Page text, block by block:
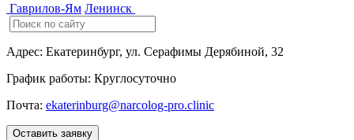
Гаврилов-Ям Ленинск
Адрес: Екатеринбург, ул. Серафимы Дерябиной, 32
График работы: Круглосуточно
Почта: ekaterinburg@narcolog-pro.clinic
Оставить заявку